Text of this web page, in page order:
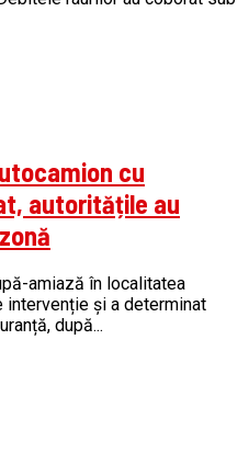
cu
autoritățile au
amiază în localitatea
intervenție și a determinat
după...